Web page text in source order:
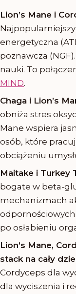
Lion’s Mane i
energetyczna
poznawcza
nauki. To
MIND.
Chaga i Lion’s
obniża stres
Mane wspiera
osób, które
obciążeniu
Maitake i Turkey
bogate w beta-
mechanizmach
po osłabieniu
Lion’s Mane,
stack na cały
Cordyceps dla
dla wyciszenia i